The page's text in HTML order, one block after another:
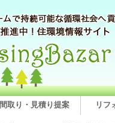
間取り・見積り提案 リフ